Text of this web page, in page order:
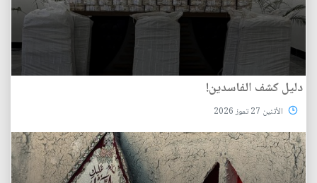
دليل كشف الفاسدين!
الأثنين 27 تموز 2026